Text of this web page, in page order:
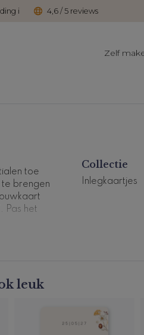
i 4,6 / 5 reviews
Zelf
toe
te brengen
Pas het
Collectie
Inlegkaartjes
leuk